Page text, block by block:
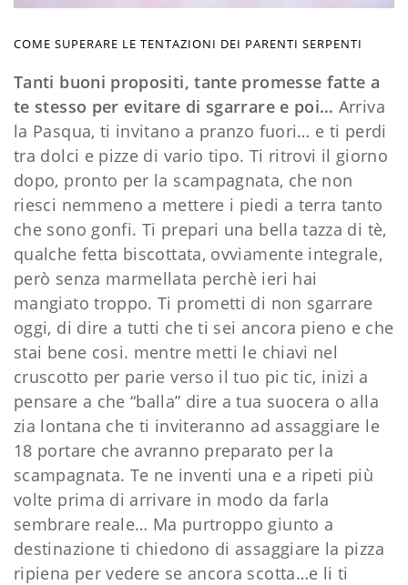
COME SUPERARE LE TENTAZIONI DEI PARENTI SERPENTI
Tanti buoni propositi, tante promesse fatte a
te stesso per evitare di sgarrare e poi… Arriva
la Pasqua, ti invitano a pranzo fuori… e ti perdi
tra dolci e pizze di vario tipo. Ti ritrovi il giorno
dopo, pronto per la scampagnata, che non
riesci nemmeno a mettere i piedi a terra tanto
che sono gonfi. Ti prepari una bella tazza di tè,
qualche fetta biscottata, ovviamente integrale,
però senza marmellata perchè ieri hai
mangiato troppo. Ti prometti di non sgarrare
oggi, di dire a tutti che ti sei ancora pieno e che
stai bene cosi. mentre metti le chiavi nel
cruscotto per parie verso il tuo pic tic, inizi a
pensare a che “balla” dire a tua suocera o alla
zia lontana che ti inviteranno ad assaggiare le
18 portare che avranno preparato per la
scampagnata. Te ne inventi una e a ripeti più
volte prima di arrivare in modo da farla
sembrare reale… Ma purtroppo giunto a
destinazione ti chiedono di assaggiare la pizza
ripiena per vedere se ancora scotta…e li ti